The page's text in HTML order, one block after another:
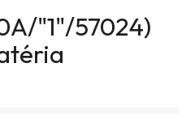
"1"/57024)